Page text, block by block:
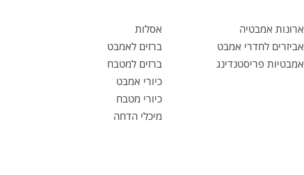
ארונות אמבטיה
אביזרים לחדרי אמבט
אמבטיות פריסטנדינג
אסלות
ברזים לאמבט
ברזים למטבח
כיורי אמבט
כיורי מטבח
מיכלי הדחה